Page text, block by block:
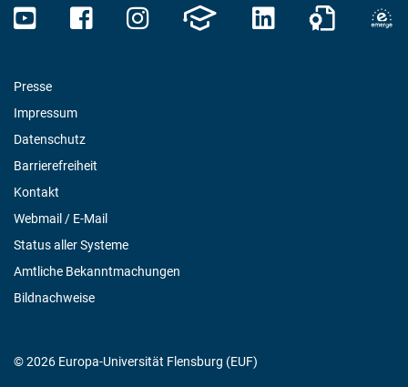
Presse
Impressum
Datenschutz
Barrierefreiheit
Kontakt
Webmail / E-Mail
Status aller Systeme
Amtliche Bekanntmachungen
Bildnachweise
© 2026 Europa-Universität Flensburg (EUF)